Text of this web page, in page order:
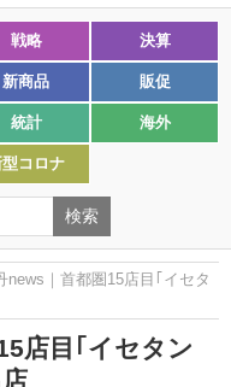
戦略 決算
新商品 販促
統計 海外
コロナ
news｜首都圏15店目｢イセタ
店目｢イセタン